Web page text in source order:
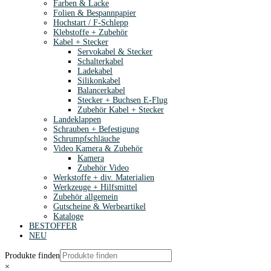
Farben & Lacke
Folien & Bespannpapier
Hochstart / F-Schlepp
Klebstoffe + Zubehör
Kabel + Stecker
Servokabel & Stecker
Schalterkabel
Ladekabel
Silikonkabel
Balancerkabel
Stecker + Buchsen E-Flug
Zubehör Kabel + Stecker
Landeklappen
Schrauben + Befestigung
Schrumpfschläuche
Video Kamera & Zubehör
Kamera
Zubehör Video
Werkstoffe + div. Materialien
Werkzeuge + Hilfsmittel
Zubehör allgemein
Gutscheine & Werbeartikel
Kataloge
BESTOFFER
NEU
Produkte finden
×